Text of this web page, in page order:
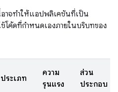
าจทำให้แอปพลิเคชันที่เป็น
ช้โค้ดที่กำหนดเองภายในบริบทของ
ประเภท
ความ
รุนแรง
ส่วน
ประกอบ